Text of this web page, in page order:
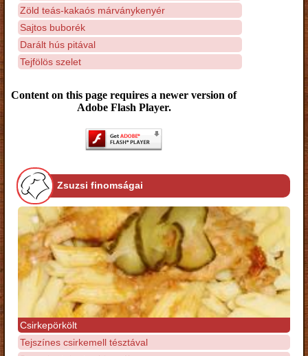
Zöld teás-kakaós márványkenyér
Sajtos buborék
Darált hús pitával
Tejfölös szelet
Content on this page requires a newer version of
Adobe Flash Player.
Zsuzsi finomságai
Csirkepörkölt
Tejszínes csirkemell tésztával